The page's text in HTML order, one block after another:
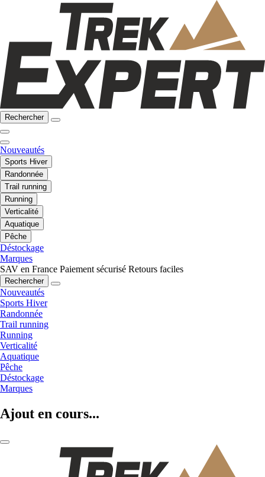
Rechercher
Nouveautés
Sports Hiver
Randonnée
Trail running
Running
Verticalité
Aquatique
Pêche
Déstockage
Marques
SAV en France Paiement sécurisé Retours faciles
Rechercher
Nouveautés
Sports Hiver
Randonnée
Trail running
Running
Verticalité
Aquatique
Pêche
Déstockage
Marques
Ajout en cours...